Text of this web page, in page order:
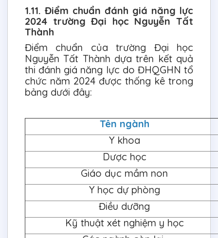
1.11. Điểm chuẩn đánh giá năng lực
2024 trường Đại học Nguyễn Tất
Thành
Điểm chuẩn của trường Đại học
Nguyễn Tất Thành dựa trên kết quả
thi đánh giá năng lực do ĐHQGHN tổ
chức năm 2024 được thống kê trong
bảng dưới đây:
Tên ngành
Y khoa
Dược học
Giáo dục mầm non
Y học dự phòng
Điều dưỡng
Kỹ thuật xét nghiệm y học